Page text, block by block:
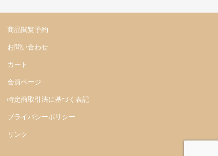
商品閲覧予約
お問い合わせ
カート
会員ページ
特定商取引法に基づく表記
プライバシーポリシー
リンク